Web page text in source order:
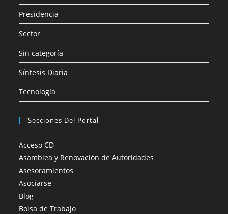
Presidencia
Sector
Sin categoría
Síntesis Diaria
Tecnología
Secciones Del Portal
Acceso CD
Asamblea y Renovación de Autoridades
Asesoramientos
Asociarse
Blog
Bolsa de Trabajo